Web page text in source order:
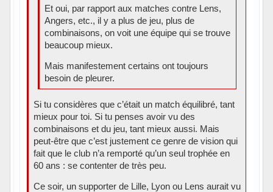
Et oui, par rapport aux matches contre Lens,
Angers, etc., il y a plus de jeu, plus de
combinaisons, on voit une équipe qui se trouve
beaucoup mieux.
Mais manifestement certains ont toujours
besoin de pleurer.
Si tu considères que c’était un match équilibré, tant
mieux pour toi. Si tu penses avoir vu des
combinaisons et du jeu, tant mieux aussi. Mais
peut-être que c’est justement ce genre de vision qui
fait que le club n’a remporté qu’un seul trophée en
60 ans : se contenter de très peu.
Ce soir, un supporter de Lille, Lyon ou Lens aurait vu